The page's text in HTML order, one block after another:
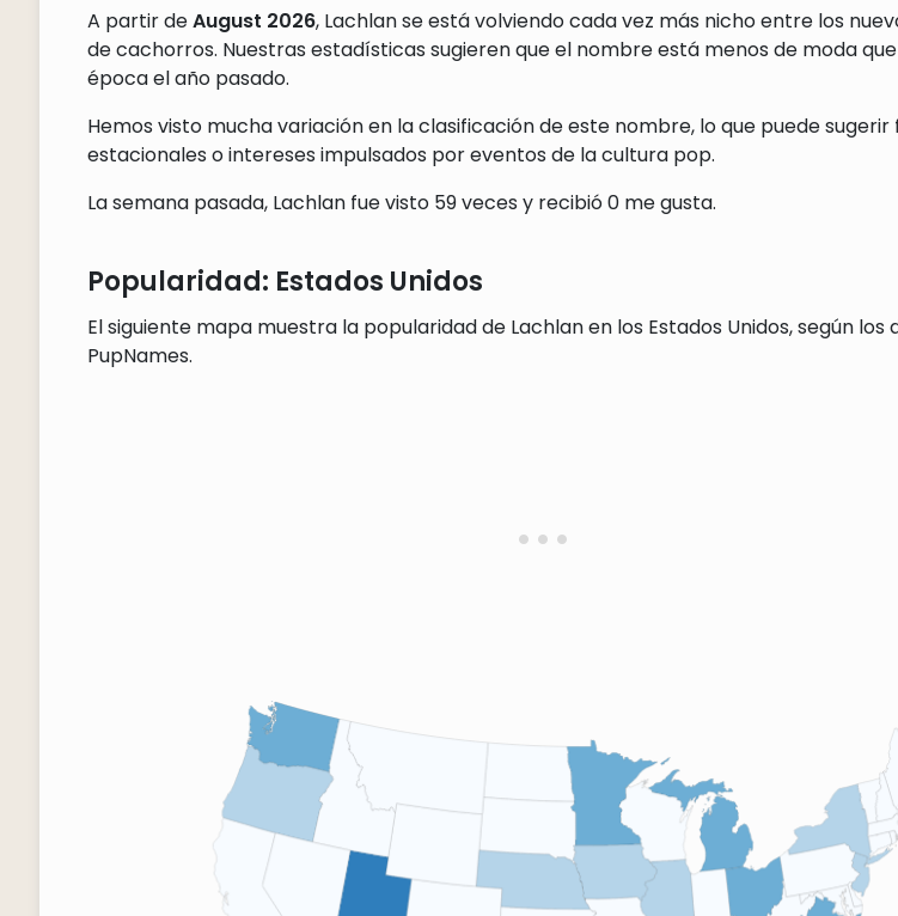
A partir deAugust 2026, Lachlan se está volviendo cada vez más nicho entre los
de cachorros. Nuestras estadísticas sugieren que el nombre está menos de moda
época el año pasado.
Hemos visto mucha variación en la clasificación de este nombre, lo que puede
estacionales o intereses impulsados por eventos de la cultura pop.
La semana pasada, Lachlan fue visto 59 veces y recibió 0 me gusta.
Popularidad: Estados Unidos
El siguiente mapa muestra la popularidad de Lachlan en los Estados Unidos, según los
PupNames.